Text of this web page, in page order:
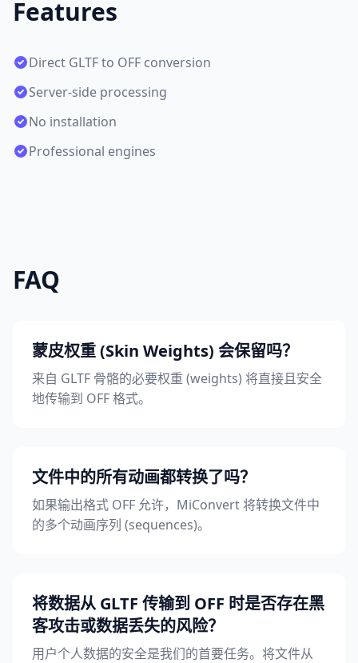
Features
Direct GLTF to OFF conversion
Server-side processing
No installation
Professional engines
FAQ
蒙皮权重 (Skin Weights) 会保留吗？
来自 GLTF 骨骼的必要权重 (weights) 将直接且安全
地传输到 OFF 格式。
文件中的所有动画都转换了吗？
如果输出格式 OFF 允许，MiConvert 将转换文件中
的多个动画序列 (sequences)。
将数据从 GLTF 传输到 OFF 时是否存在黑
客攻击或数据丢失的风险？
用户个人数据的安全是我们的首要任务。将文件从